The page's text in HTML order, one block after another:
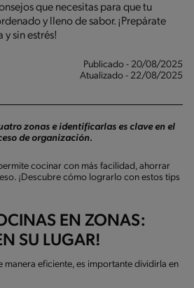
que necesitas para que tu
y lleno de sabor. ¡Prepárate
sin estrés!
Publicado - 20/08/2025
Atualizado - 22/08/2025
zonas e identificarlas es clave en el
de organización.
cocinar con más facilidad, ahorrar
¡Descubre cómo lograrlo con estos tips
EN ZONAS:
SU LUGAR!
manera eficiente, es importante dividirla en